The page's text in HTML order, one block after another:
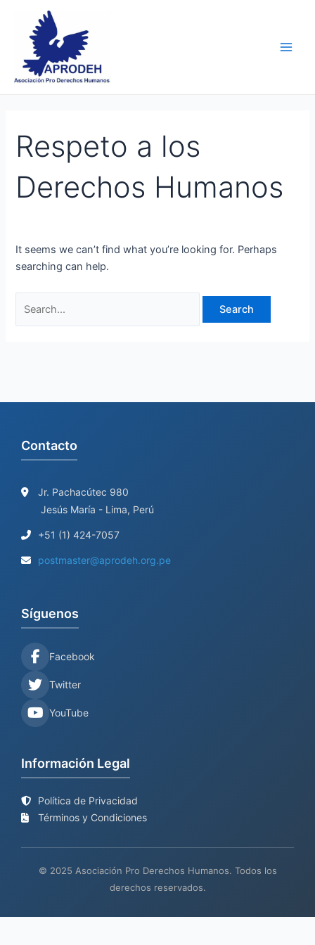
content
Respeto a los
Derechos Humanos
It seems we can’t find what you’re looking for. Perhaps
searching can help.
Search
Contacto
Jr. Pachacútec 980
Jesús María - Lima, Perú
+51 (1) 424-7057
postmaster@aprodeh.org.pe
Síguenos
Facebook
Twitter
YouTube
Información Legal
Política de Privacidad
Términos y Condiciones
© 2025 Asociación Pro Derechos Humanos. Todos los
derechos reservados.